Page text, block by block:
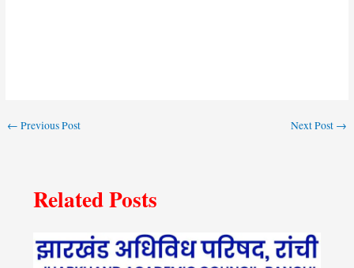
← Previous Post Next Post →
Related Posts